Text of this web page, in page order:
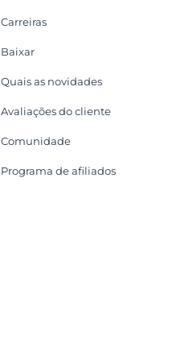
Carreiras
Baixar
Quais as novidades
Avaliações do cliente
Comunidade
Programa de afiliados